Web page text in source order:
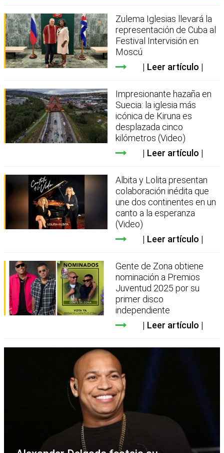
Zulema Iglesias llevará la
representación de Cuba al
Festival Intervisión en
Moscú
Leer artículo
Impresionante hazaña en
Suecia: la iglesia más
icónica de Kiruna es
desplazada cinco
kilómetros (Video)
Leer artículo
Albita y Lolita presentan
colaboración inédita que
une dos continentes en un
canto a la esperanza
(Video)
Leer artículo
Gente de Zona obtiene
nominación a Premios
Juventud 2025 por su
primer disco
independiente
Leer artículo